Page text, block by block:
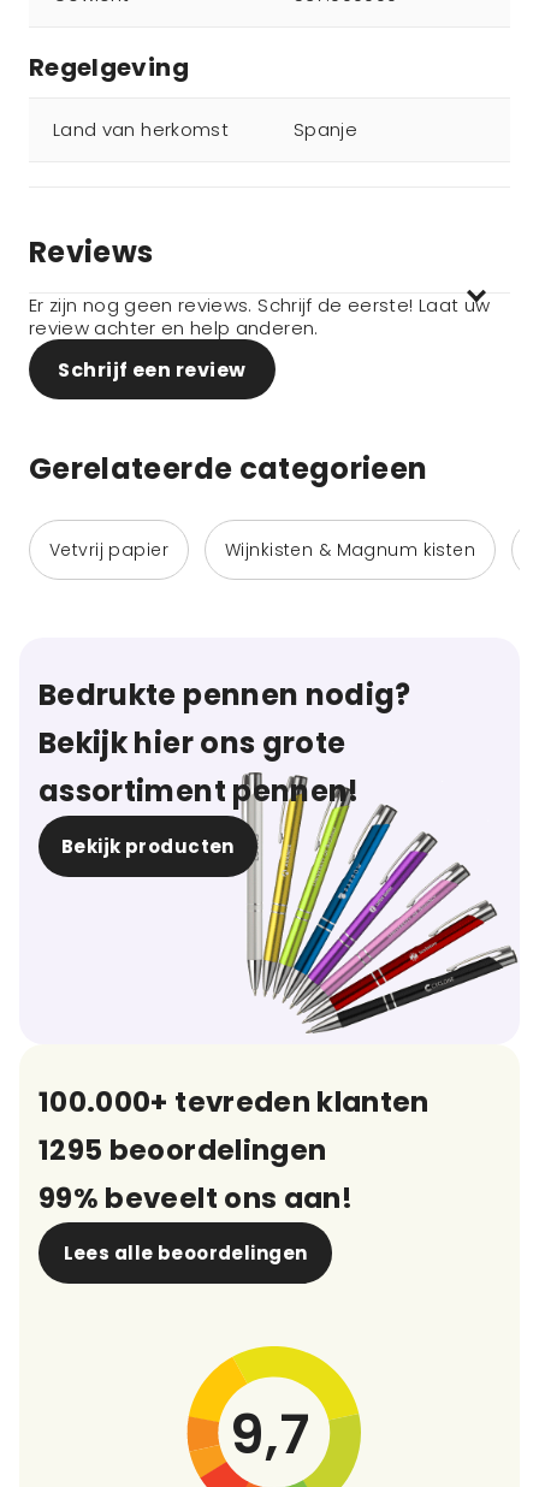
Regelgeving
Land van herkomst Spanje
Reviews
Er zijn nog geen reviews. Schrijf de eerste! Laat uw
review achter en help anderen.
Schrijf een review
Gerelateerde categorieen
Vetvrij papier Wijnkisten & Magnum kisten
Bedrukte pennen nodig?
Bekijk hier ons grote
assortiment pennen!
Bekijk producten
100.000+ tevreden klanten
1295 beoordelingen
99% beveelt ons aan!
Lees alle beoordelingen
9,7